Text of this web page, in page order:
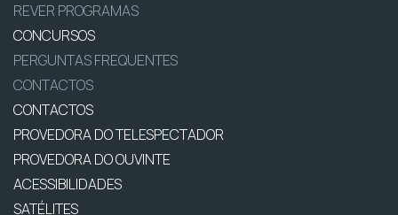
REVER PROGRAMAS
CONCURSOS
PERGUNTAS FREQUENTES
CONTACTOS
CONTACTOS
PROVEDORA DO TELESPECTADOR
PROVEDORA DO OUVINTE
ACESSIBILIDADES
SATÉLITES